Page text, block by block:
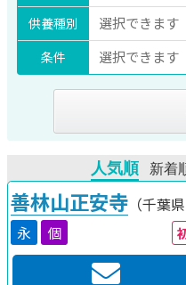
供養種別 選択できます
条件 選択できます
善林山正安寺 （千葉県
永
個